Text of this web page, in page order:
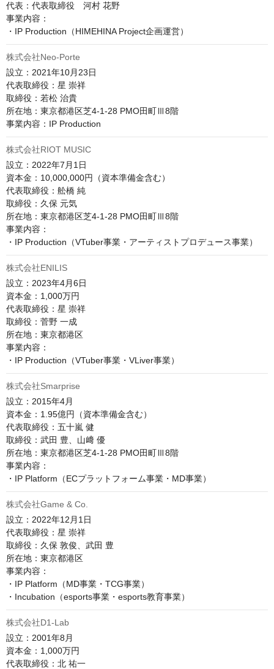
代表：代表取締役　河村 花野
事業内容：
・IP Production（HIMEHINA Project企画運営）
株式会社Neo-Porte
設立：2021年10月23日
代表取締役：星 崇祥
取締役：若松 治貴
所在地：東京都港区芝4-1-28 PMO田町Ⅲ8階
事業内容：IP Production
株式会社RIOT MUSIC
設立：2022年7月1日
資本金：10,000,000円（資本準備金含む）
代表取締役：舩橋 純
取締役：久保 元気
所在地：東京都港区芝4-1-28 PMO田町Ⅲ8階​​
事業内容：
株式会社ENILIS
設立：2023年4月6日
資本金：1,000万円
代表取締役：星 崇祥
取締役：菅野 一成
所在地：東京都港区
事業内容：
株式会社Smarprise
設立：2015年4月
資本金：1.95億円（資本準備金含む）
代表取締役：五十嵐 健
取締役：武田 豊、山﨑 優
所在地：東京都港区芝4-1-28 PMO田町Ⅲ8階
事業内容：
株式会社Game & Co.
設立：2022年12月1日
代表取締役：星 崇祥
取締役：久保 敦俊、武田 豊
所在地：東京都港区
事業内容：
・IP Platform（MD事業・TCG事業）
株式会社D1-Lab
設立：2001年8月
資本金：1,000万円
代表取締役：北 祐一